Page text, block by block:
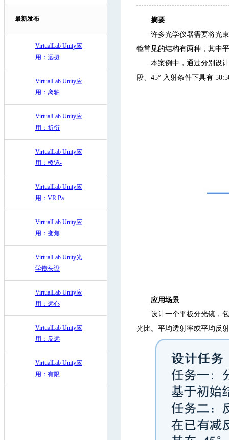
最新发布
VirtualLab Unity应
用：远摄
VirtualLab Unity应
用：离轴
VirtualLab Unity应
用：折衍
VirtualLab Unity应
用：棱镜-
VirtualLab Unity应
用：VR Pa
VirtualLab Unity应
用：变焦
VirtualLab Unity光
学镜头设
VirtualLab Unity应
用：远心
VirtualLab Unity应
用：反远
VirtualLab Unity应
用：有限
摘要
许多光学仪器需要将光
镜常见的结构有两种，其中
本案例中，通过分别设
段、45° 入射条件下具有
应用场景
设计一个平板分光镜，
光比。平均透射率或平均反